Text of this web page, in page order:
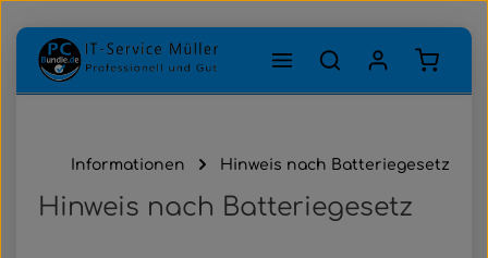
Zum Hauptinhalt springen
Informationen Hinweis nach Batteriegesetz
Hinweis nach Batteriegesetz